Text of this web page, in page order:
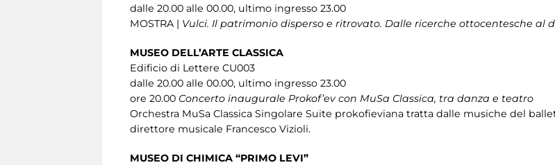
dalle 20.00 alle 00.00, ultimo ingresso 23.00
MOSTRA | Vulci. Il patrimonio disperso e ritrovato. Dalle ricerche ottocentesche al
MUSEO DELL’ARTE CLASSICA
Edificio di Lettere CU003
dalle 20.00 alle 00.00, ultimo ingresso 23.00
ore 20.00 Concerto inaugurale Prokof’ev con MuSa Classica, tra danza e teatro
Orchestra MuSa Classica Singolare Suite prokofieviana tratta dalle musiche del
direttore musicale Francesco Vizioli.
MUSEO DI CHIMICA “PRIMO LEVI”